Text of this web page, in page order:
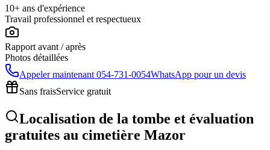
10+ ans d'expérience
Travail professionnel et respectueux
Rapport avant / après
Photos détaillées
Appeler maintenant 054-731-0054WhatsApp pour un devis
Sans fraisService gratuit
Localisation de la tombe et évaluation
gratuites au cimetière Mazor